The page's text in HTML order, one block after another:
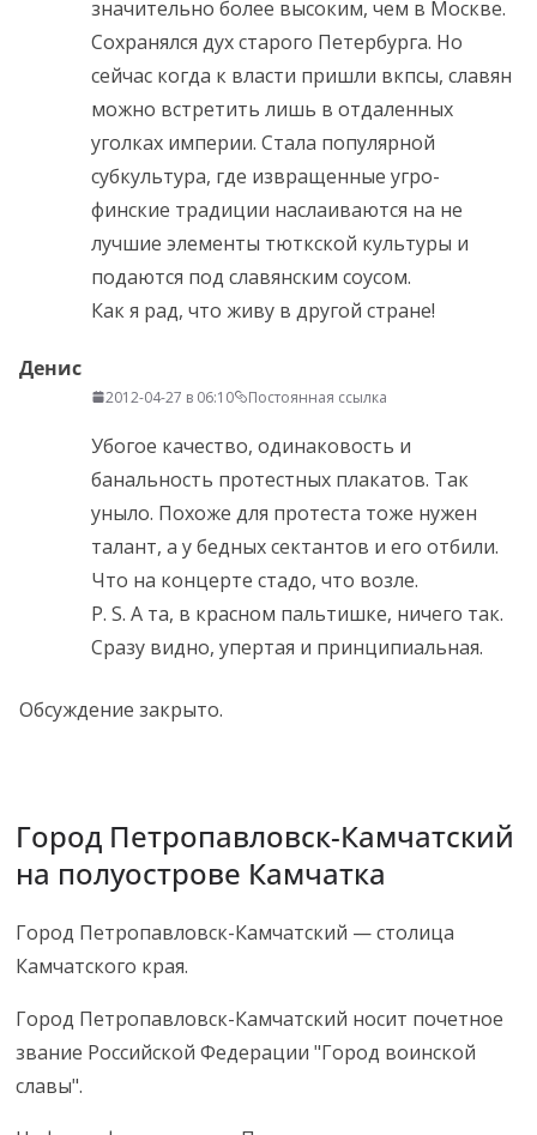
значительно более высоким, чем в Москве.
Сохранялся дух старого Петербурга. Но
сейчас когда к власти пришли вкпсы, славян
можно встретить лишь в отдаленных
уголках империи. Стала популярной
субкультура, где извращенные угро-
финские традиции наслаиваются на не
лучшие элементы тюткской культуры и
подаются под славянским соусом.
Как я рад, что живу в другой стране!
Денис
2012-04-27 в 06:10 Постоянная ссылка
Убогое качество, одинаковость и
банальность протестных плакатов. Так
уныло. Похоже для протеста тоже нужен
талант, а у бедных сектантов и его отбили.
Что на концерте стадо, что возле.
P. S. А та, в красном пальтишке, ничего так.
Сразу видно, упертая и принципиальная.
Обсуждение закрыто.
Город Петропавловск-Камчатский
на полуострове Камчатка
Город Петропавловск-Камчатский — столица
Камчатского края.
Город Петропавловск-Камчатский носит почетное
звание Российской Федерации "Город воинской
славы".